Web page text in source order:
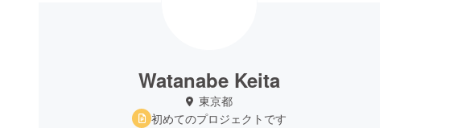
Watanabe Keita
東京都
初めてのプロジェクトです